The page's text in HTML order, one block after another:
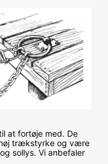
at fortøje med. De
trækstyrke og være
sollys. Vi anbefaler